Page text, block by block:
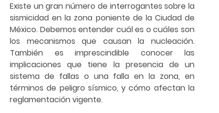
Existe un gran número de interrogantes sobre la
sismicidad en la zona poniente de la Ciudad de
México. Debemos entender cuál es o cuáles son
los mecanismos que causan la nucleación.
También es imprescindible conocer las
implicaciones que tiene la presencia de un
sistema de fallas o una falla en la zona, en
términos de peligro sísmico, y cómo afectan la
reglamentación vigente.